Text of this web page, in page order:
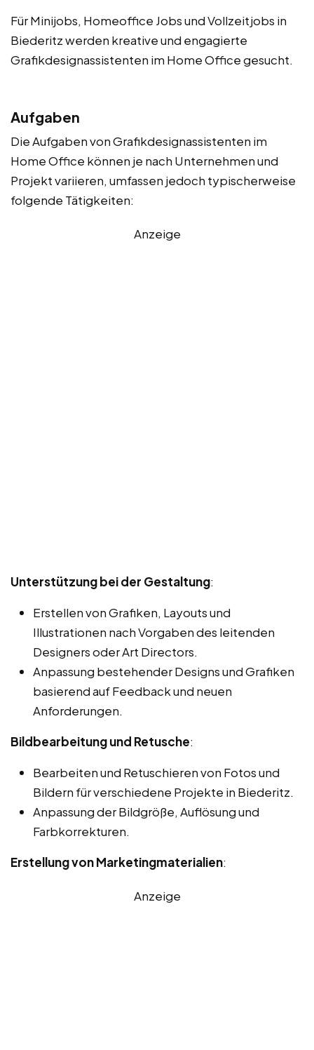
Für Minijobs, Homeoffice Jobs und Vollzeitjobs in
Biederitz werden kreative und engagierte
Grafikdesignassistenten im Home Office gesucht.
Aufgaben
Die Aufgaben von Grafikdesignassistenten im
Home Office können je nach Unternehmen und
Projekt variieren, umfassen jedoch typischerweise
folgende Tätigkeiten:
Anzeige
Unterstützung bei der Gestaltung:
Erstellen von Grafiken, Layouts und
Illustrationen nach Vorgaben des leitenden
Designers oder Art Directors.
Anpassung bestehender Designs und Grafiken
basierend auf Feedback und neuen
Anforderungen.
Bildbearbeitung und Retusche:
Bearbeiten und Retuschieren von Fotos und
Bildern für verschiedene Projekte in Biederitz.
Anpassung der Bildgröße, Auflösung und
Farbkorrekturen.
Erstellung von Marketingmaterialien:
Anzeige